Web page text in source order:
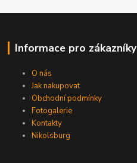
Informace pro zákazníky
O nás
Jak nakupovat
Obchodní podmínky
Fotogalerie
Kontakty
Nikolsburg